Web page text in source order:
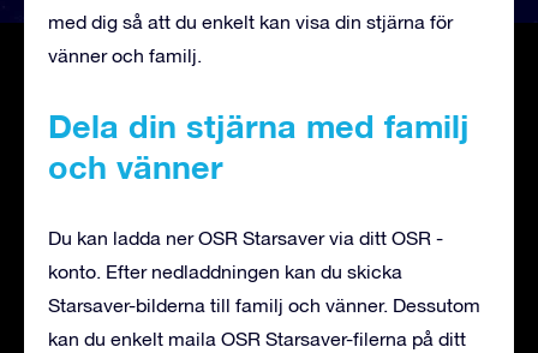
med dig så att du enkelt kan visa din stjärna för
vänner och familj.
Dela din stjärna med familj
och vänner
Du kan ladda ner OSR Starsaver via ditt OSR -
konto. Efter nedladdningen kan du skicka
Starsaver-bilderna till familj och vänner. Dessutom
kan du enkelt maila OSR Starsaver-filerna på ditt